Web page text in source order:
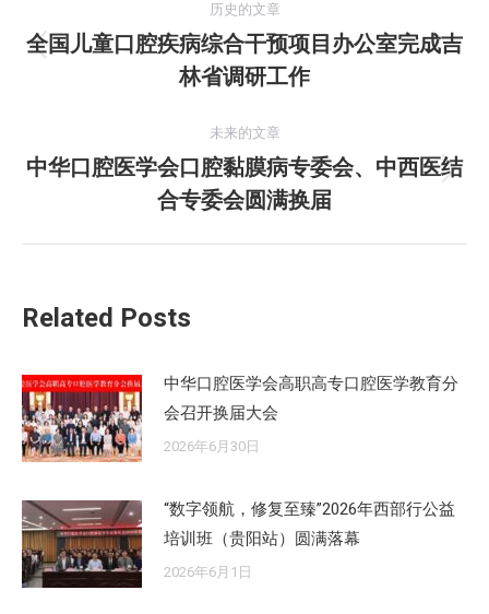
章
历史的文章
历
史
文
章：
全国儿童口腔疾病综合干预项目办公室完成吉
林省调研工作
未来的文章
未
来
的
中华口腔医学会口腔黏膜病专委会、中西医结
合专委会圆满换届
Related Posts
中华口腔医学会高职高专口腔医学教育分
会召开换届大会
2026年6月30日
“数字领航，修复至臻”2026年西部行公益
培训班（贵阳站）圆满落幕
2026年6月1日